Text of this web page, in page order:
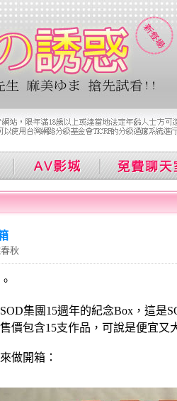
秋
集團15週年的紀念Box，這是
價包含15支作品，可說是便宜又
做開箱：